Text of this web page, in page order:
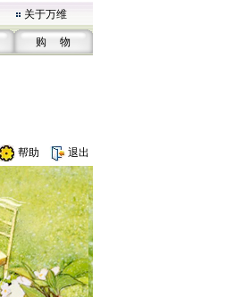
关于万维
购 物
帮助 退出